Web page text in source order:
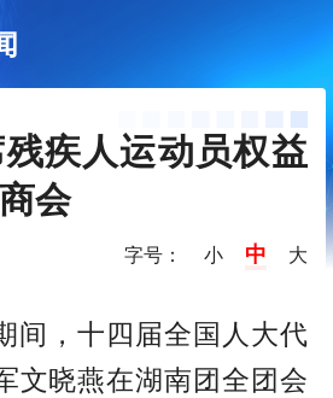
疾人运动员权益
会
字号： 小 中 大
间，十四届全国人大代
文晓燕在湖南团全团会